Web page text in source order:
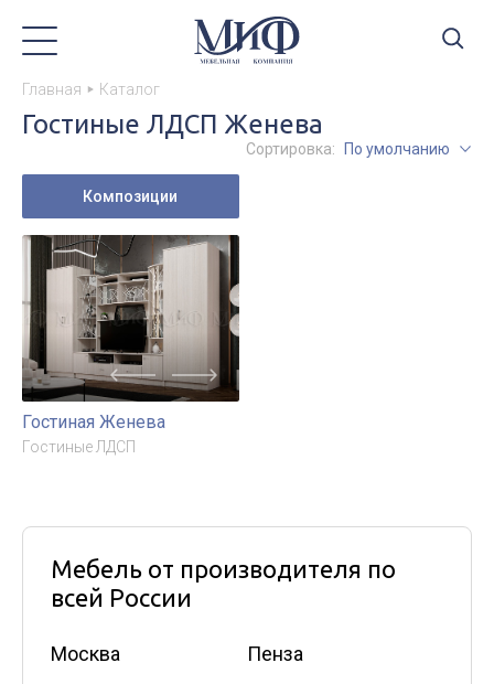
Главная Каталог
Гостиные ЛДСП Женева
Сортировка: По умолчанию
Композиции
Гостиная Женева
Гостиные ЛДСП
Мебель от производителя по
всей России
Москва
Пенза